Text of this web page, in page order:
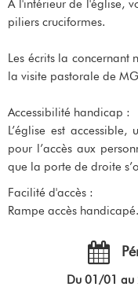
À l'intérieur de l'église,
piliers cruciformes.
Les écrits la concernant
la visite pastorale de
Accessibilité handicap :
L’église est
pour l’accès aux
que la porte de droite
Facilité d'accès :
Rampe accès handicapé.
Du 01/01 au